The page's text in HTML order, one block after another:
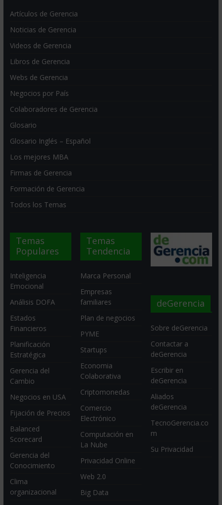
Artículos de Gerencia
Noticias de Gerencia
Videos de Gerencia
Libros de Gerencia
Webs de Gerencia
Negocios por País
Colaboradores de Gerencia
Glosario
Glosario Inglés – Español
Los mejores MBA
Firmas de Gerencia
Formación de Gerencia
Todos los Temas
Temas
Populares
Inteligencia
Emocional
Análisis DOFA
Estados
Financieros
Planificación
Estratégica
Gerencia del
Cambio
Negocios en USA
Fijación de Precios
Balanced
Scorecard
Gerencia del
Conocimiento
Clima
organizacional
Temas
Tendencia
Marca Personal
Empresas
familiares
Plan de negocios
PYME
Startups
Economia
Colaborativa
Criptomonedas
Comercio
Electrónico
Computación en
La Nube
Privacidad Online
Web 2.0
Big Data
deGerencia
Sobre deGerencia
Contactar a
deGerencia
Escribir en
deGerencia
Aliados
deGerencia
TecnoGerencia.co
m
Su Privacidad